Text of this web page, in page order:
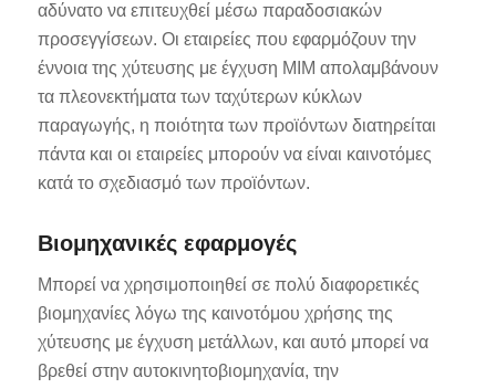
αδύνατο να επιτευχθεί μέσω παραδοσιακών
προσεγγίσεων. Οι εταιρείες που εφαρμόζουν την
έννοια της χύτευσης με έγχυση MIM απολαμβάνουν
τα πλεονεκτήματα των ταχύτερων κύκλων
παραγωγής, η ποιότητα των προϊόντων διατηρείται
πάντα και οι εταιρείες μπορούν να είναι καινοτόμες
κατά το σχεδιασμό των προϊόντων.
Βιομηχανικές εφαρμογές
Μπορεί να χρησιμοποιηθεί σε πολύ διαφορετικές
βιομηχανίες λόγω της καινοτόμου χρήσης της
χύτευσης με έγχυση μετάλλων, και αυτό μπορεί να
βρεθεί στην αυτοκινητοβιομηχανία, την